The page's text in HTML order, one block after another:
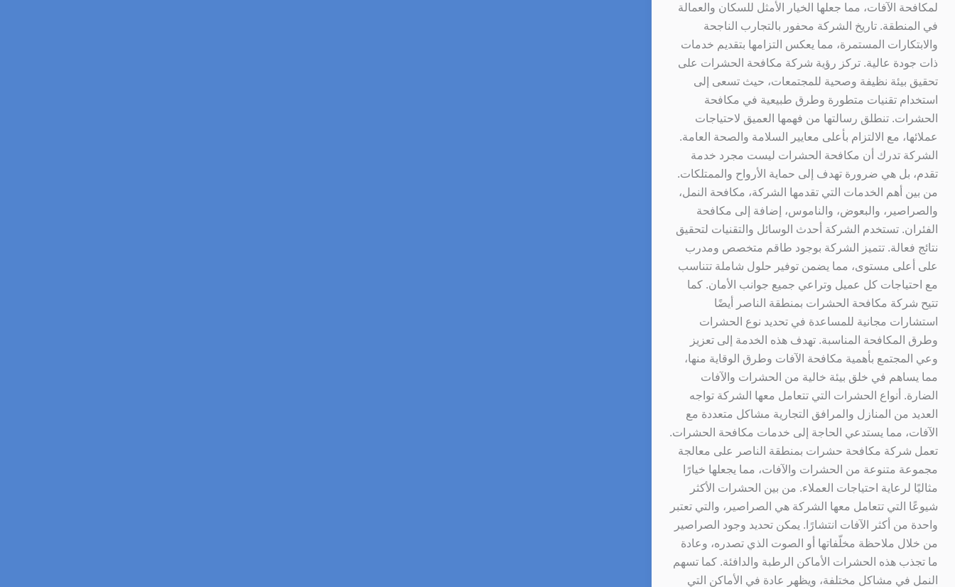
لمكافحة الآفات، مما جعلها الخيار الأمثل للسكان والعمالة
في المنطقة. تاريخ الشركة محفور بالتجارب الناجحة
والابتكارات المستمرة، مما يعكس التزامها بتقديم خدمات
ذات جودة عالية. تركز رؤية شركة مكافحة الحشرات على
تحقيق بيئة نظيفة وصحية للمجتمعات، حيث تسعى إلى
استخدام تقنيات متطورة وطرق طبيعية في مكافحة
الحشرات. تنطلق رسالتها من فهمها العميق لاحتياجات
عملائها، مع الالتزام بأعلى معايير السلامة والصحة العامة.
الشركة تدرك أن مكافحة الحشرات ليست مجرد خدمة
تقدم، بل هي ضرورة تهدف إلى حماية الأرواح والممتلكات.
من بين أهم الخدمات التي تقدمها الشركة، مكافحة النمل،
والصراصير، والبعوض، والناموس، إضافة إلى مكافحة
الفئران. تستخدم الشركة أحدث الوسائل والتقنيات لتحقيق
نتائج فعالة. تتميز الشركة بوجود طاقم متخصص ومدرب
على أعلى مستوى، مما يضمن توفير حلول شاملة تتناسب
مع احتياجات كل عميل وتراعي جميع جوانب الأمان. كما
تتيح شركة مكافحة الحشرات بمنطقة الناصر أيضًا
استشارات مجانية للمساعدة في تحديد نوع الحشرات
وطرق المكافحة المناسبة. تهدف هذه الخدمة إلى تعزيز
وعي المجتمع بأهمية مكافحة الآفات وطرق الوقاية منها،
مما يساهم في خلق بيئة خالية من الحشرات والآفات
الضارة. أنواع الحشرات التي تتعامل معها الشركة تواجه
العديد من المنازل والمرافق التجارية مشاكل متعددة مع
الآفات، مما يستدعي الحاجة إلى خدمات مكافحة الحشرات.
تعمل شركة مكافحة حشرات بمنطقة الناصر على معالجة
مجموعة متنوعة من الحشرات والآفات، مما يجعلها خيارًا
مثاليًا لرعاية احتياجات العملاء. من بين الحشرات الأكثر
شيوعًا التي تتعامل معها الشركة هي الصراصير، والتي تعتبر
واحدة من أكثر الآفات انتشارًا. يمكن تحديد وجود الصراصير
من خلال ملاحظة مخلّفاتها أو الصوت الذي تصدره، وعادة
ما تجذب هذه الحشرات الأماكن الرطبة والدافئة. كما تسهم
النمل في مشاكل مختلفة، ويظهر عادة في الأماكن التي